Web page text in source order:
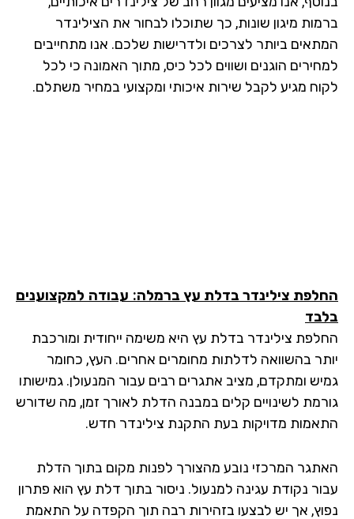
ברמות מיגון שונות, כך שתוכלו לבחור את הצילינדר
המתאים ביותר לצרכים ולדרישות שלכם. אנו מתחייבים
למחירים הוגנים ושווים לכל כיס, מתוך האמונה כי לכל
לקוח מגיע לקבל שירות איכותי ומקצועי במחיר משתלם.
החלפת צילינדר בדלת עץ ברמלה: עבודה למקצוענים
בלבד
החלפת צילינדר בדלת עץ היא משימה ייחודית ומורכבת
יותר בהשוואה לדלתות מחומרים אחרים. העץ, כחומר
גמיש ומתקדם, מציב אתגרים רבים עבור המנעולן. גמישותו
גורמת לשינויים קלים במבנה הדלת לאורך זמן, מה שדורש
התאמות מדויקות בעת התקנת צילינדר חדש.
האתגר המרכזי נובע מהצורך לפנות מקום בתוך הדלת
עבור נקודת עגינה למנעול. ניסור בתוך דלת עץ הוא פתרון
נפוץ, אך יש לבצעו בזהירות רבה תוך הקפדה על התאמת